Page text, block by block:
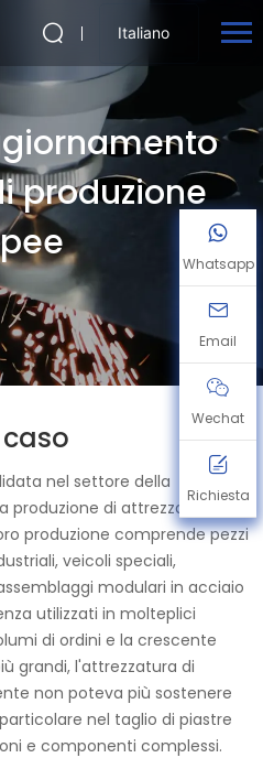
Italiano
produzione
nel settore della
produzione di attrezzature con
produzione comprende pezzi
veicoli speciali,
modulari in acciaio
utilizzati in molteplici
di ordini e la crescente
grandi, l'attrezzatura di
non poteva più sostenere
nel taglio di piastre
e componenti complessi.
Whatsapp
Email
Wechat
Richiesta